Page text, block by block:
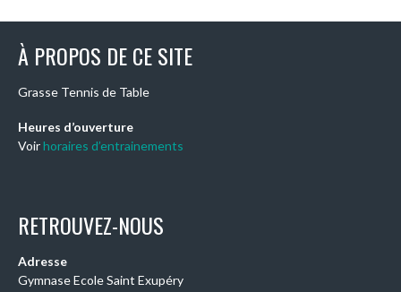
À PROPOS DE CE SITE
Grasse Tennis de Table
Heures d’ouverture
Voirhoraires d’entrainements
RETROUVEZ-NOUS
Adresse
Gymnase Ecole Saint Exupéry